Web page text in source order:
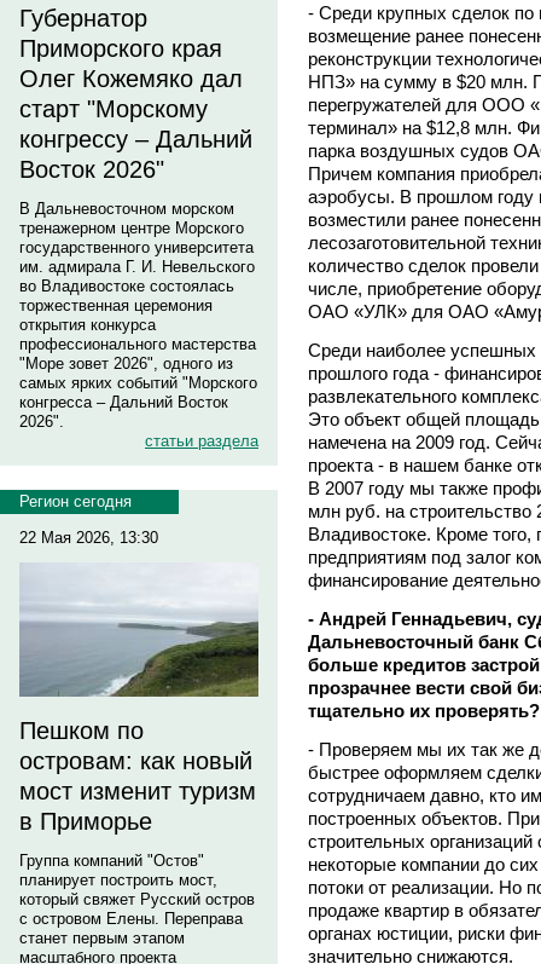
Губернатор
Приморского края
Олег Кожемяко дал
старт "Морскому
конгрессу – Дальний
Восток 2026"
В Дальневосточном морском
тренажерном центре Морского
государственного университета
им. адмирала Г. И. Невельского
во Владивостоке состоялась
торжественная церемония
открытия конкурса
профессионального мастерства
"Море зовет 2026", одного из
самых ярких событий "Морского
конгресса – Дальний Восток
2026".
статьи раздела
Регион сегодня
22 Мая 2026, 13:30
Пешком по
островам: как новый
мост изменит туризм
в Приморье
Группа компаний "Остов"
планирует построить мост,
который свяжет Русский остров
с островом Елены. Переправа
станет первым этапом
масштабного проекта
- Среди крупных сделок по
возмещение ранее
реконструкции
НПЗ» на сумму в $20 млн.
перегружателей для ООО
терминал» на $12,8 млн.
парка воздушных судов
Причем компания
аэробусы. В прошлом
возместили ранее
лесозаготовительной
количество сделок
числе, приобретение
ОАО «УЛК» для ОАО
Среди наиболее успешных
прошлого года -
развлекательного
Это объект общей
намечена на 2009 год.
проекта - в нашем банке
В 2007 году мы также
млн руб. на строительство
Владивостоке. Кроме
предприятиям под залог
финансирование
- Андрей Геннадьевич,
Дальневосточный банк
больше кредитов
прозрачнее вести свой
тщательно их проверять?
- Проверяем мы их так же
быстрее оформляем
сотрудничаем давно, кто
построенных объектов.
строительных
некоторые компании до
потоки от реализации. Но
продаже квартир в
органах юстиции, риски
значительно снижаются.